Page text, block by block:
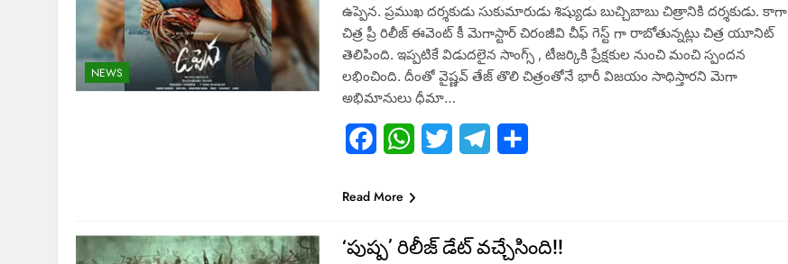
NEWS
ఉప్పెన. ప్రముఖ దర్శకుడు సుకుమారుడు శిష్యుడు బుచ్చిబాబు చిత్రానికి దర్శకుడు. కాగా
చిత్ర ప్రీ రిలీజ్ ఈవెంట్ కీ మెగాస్టార్ చిరంజీవి చీఫ్ గెస్ట్ గా రాబోతున్నట్లు చిత్ర యూనిట్
తెలిపింది. ఇప్పటికే విడుదలైన సాంగ్స్ , టీజర్కికి ప్రేక్షకుల నుంచి మంచి స్పందన
లభించింది. దీంతో వైష్ణవ్ తేజ్ తొలి చిత్రంతోనే భారీ విజయం సాధిస్తారని మెగా
అభిమానులు ధీమా…
FacebookWhatsApp
Twitter Telegram
Read More
‘పుష్ప’ రిలీజ్ డేట్ వచ్చేసింది!!